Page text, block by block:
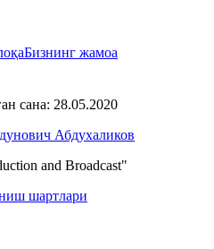
Бизнинг жамоа
сана: 28.05.2020
Абдухаликов
and Broadcast"
шартлари